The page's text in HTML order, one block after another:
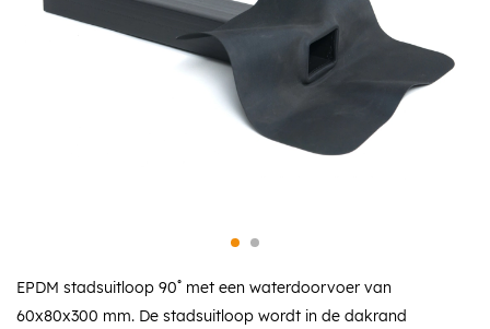
EPDM stadsuitloop 90˚ met een waterdoorvoer van
60x80x300 mm. De stadsuitloop wordt in de dakrand